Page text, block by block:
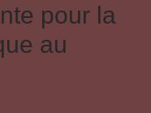
pour la
au